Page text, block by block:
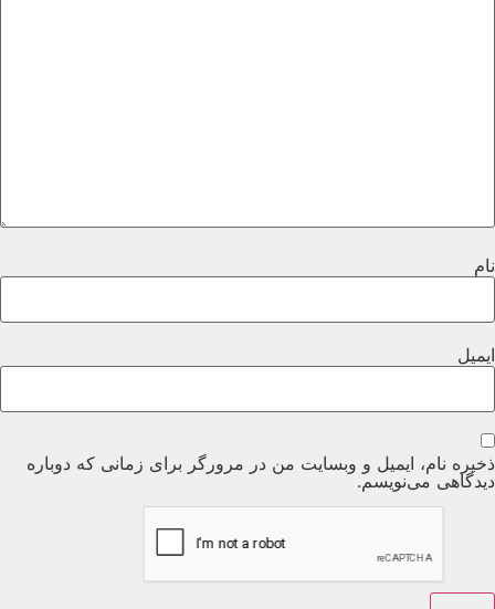
نام
ایمیل
ذخیره نام، ایمیل و وبسایت من در مرورگر برای زمانی که دوباره
دیدگاهی می‌نویسم.